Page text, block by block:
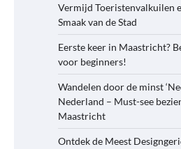
Vermijd Toeristenvalkuilen
Smaak van de Stad
Eerste keer in Maastricht?
voor beginners!
Wandelen door de minst
Nederland – Must-see
Maastricht
Ontdek de Meest